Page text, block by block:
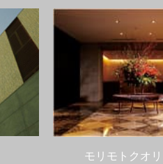
モリモトクオ